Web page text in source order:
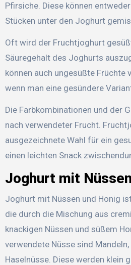
Pfirsiche. Diese können
Stücken unter den Joghurt
Oft wird der Fruchtjoghurt
Säuregehalt des Joghurts
können auch ungesüßte Früchte
wenn man eine gesündere
Die Farbkombinationen und der
nach verwendeter Frucht.
ausgezeichnete Wahl für ein
einen leichten Snack
Joghurt mit
Joghurt mit Nüssen und Honig
die durch die Mischung aus
knackigen Nüssen und süßem
verwendete Nüsse sind
Haselnüsse. Diese werden klein